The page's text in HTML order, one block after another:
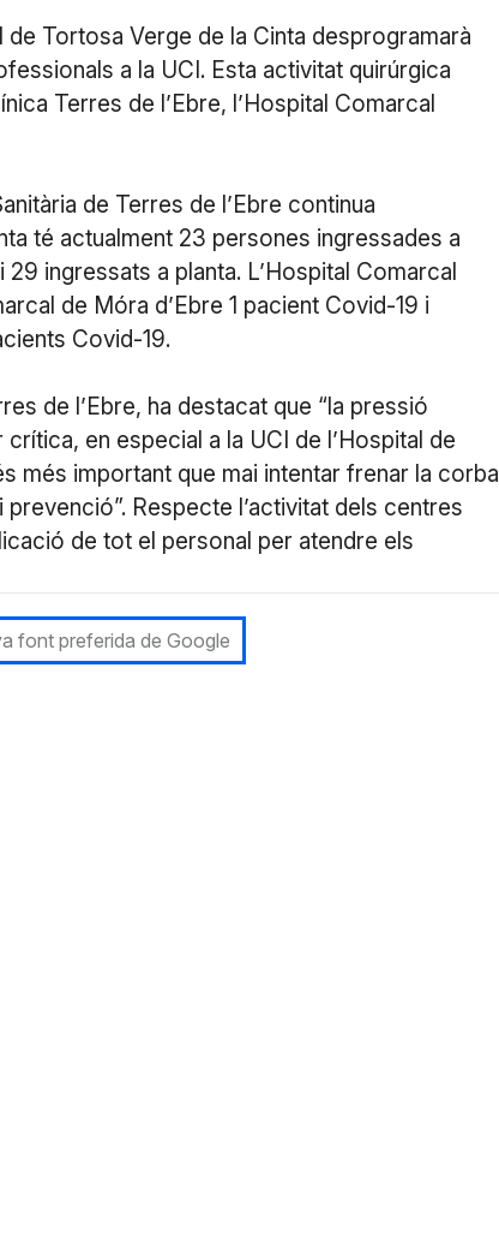
de Tortosa Verge de la Cinta desprogramarà
a la UCI. Esta activitat quirúrgica
Terres de l’Ebre, l’Hospital Comarcal
de Terres de l’Ebre continua
té actualment 23 persones ingressades a
ingressats a planta. L’Hospital Comarcal
de Móra d’Ebre 1 pacient Covid-19 i
Covid-19.
de l’Ebre, ha destacat que “la pressió
en especial a la UCI de l’Hospital de
més important que mai intentar frenar la corba
Respecte l’activitat dels centres
de tot el personal per atendre els
font preferida de Google